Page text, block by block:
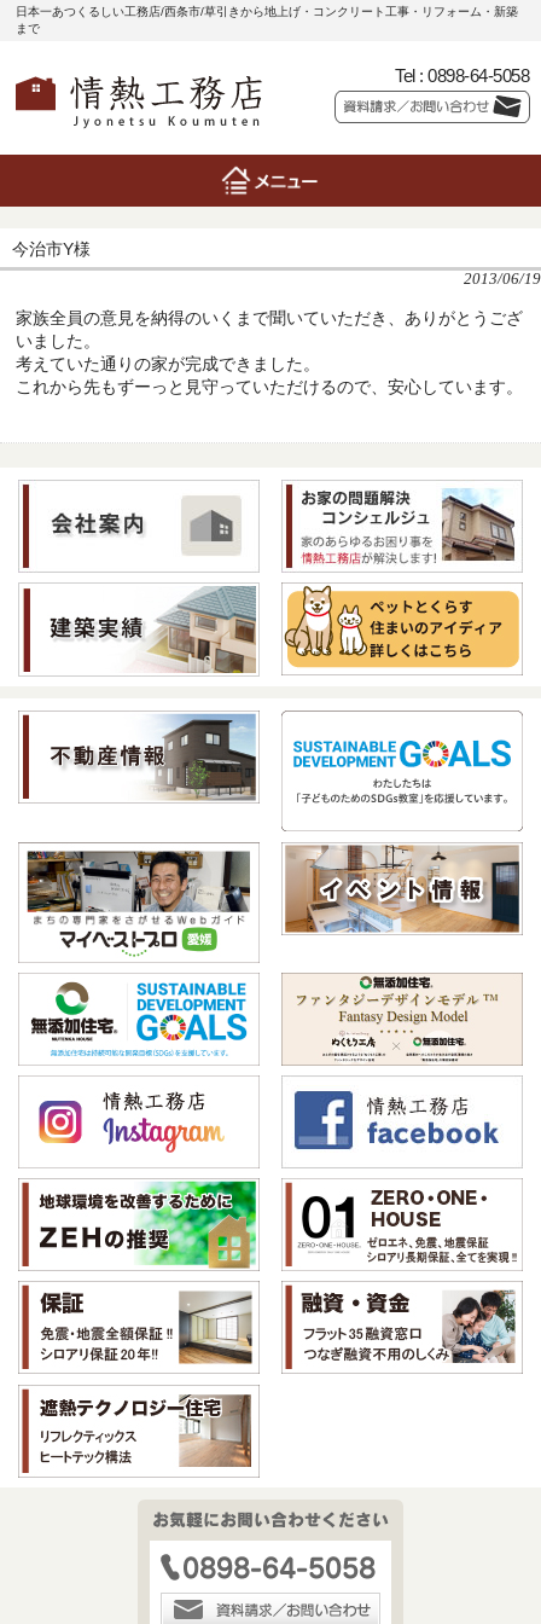
日本一あつくるしい工務店/西条市/草引きから地上げ・コンクリート工事・リフォーム・新築
まで
Tel : 0898-64-5058
今治市Y様
2013/06/19
家族全員の意見を納得のいくまで聞いていただき、ありがとうござ
いました。
考えていた通りの家が完成できました。
これから先もずーっと見守っていただけるので、安心しています。